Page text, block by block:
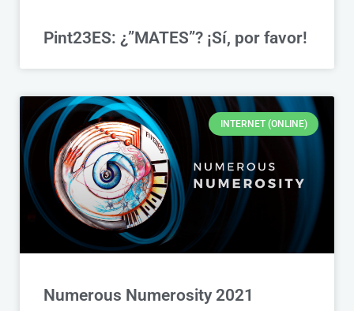
Pint23ES: ¿”MATES”? ¡Sí, por favor!
INTERNET (ONLINE)
Numerous Numerosity 2021